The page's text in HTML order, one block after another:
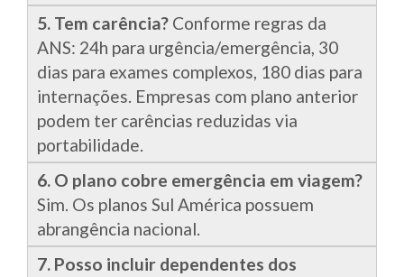
5. Tem carência? Conforme regras da
ANS: 24h para urgência/emergência, 30
dias para exames complexos, 180 dias para
internações. Empresas com plano anterior
podem ter carências reduzidas via
portabilidade.
6. O plano cobre emergência em viagem?
Sim. Os planos Sul América possuem
abrangência nacional.
7. Posso incluir dependentes dos